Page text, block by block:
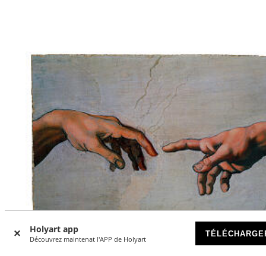
Holyart app
Découvrez maintenat l'APP de Holyart